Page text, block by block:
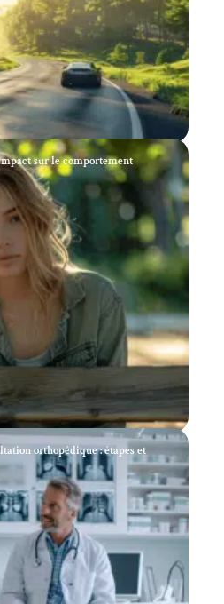
sur le comportement
orthopédique : étapes et